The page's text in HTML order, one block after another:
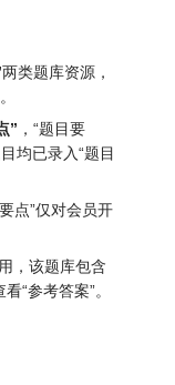
两类题库资源，
” ，“题目要
均已录入“题目
点”仅对会员开
，该题库包含
“参考答案”。